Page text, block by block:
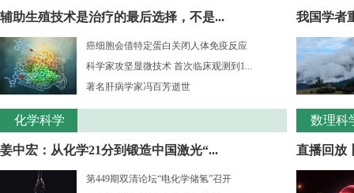
辅助生殖技术是治疗的最后选择，不是...
癌细胞会借特定蛋白关闭人体免疫反应
科学家攻坚显微技术 首次临床观测到1...
著名肝病学家冯百芳逝世
化学科学
姜中宏：从化学21分到锻造中国激光“...
第449期双清论坛“电化学储氢”召开
我国学者
数理科
直播回放